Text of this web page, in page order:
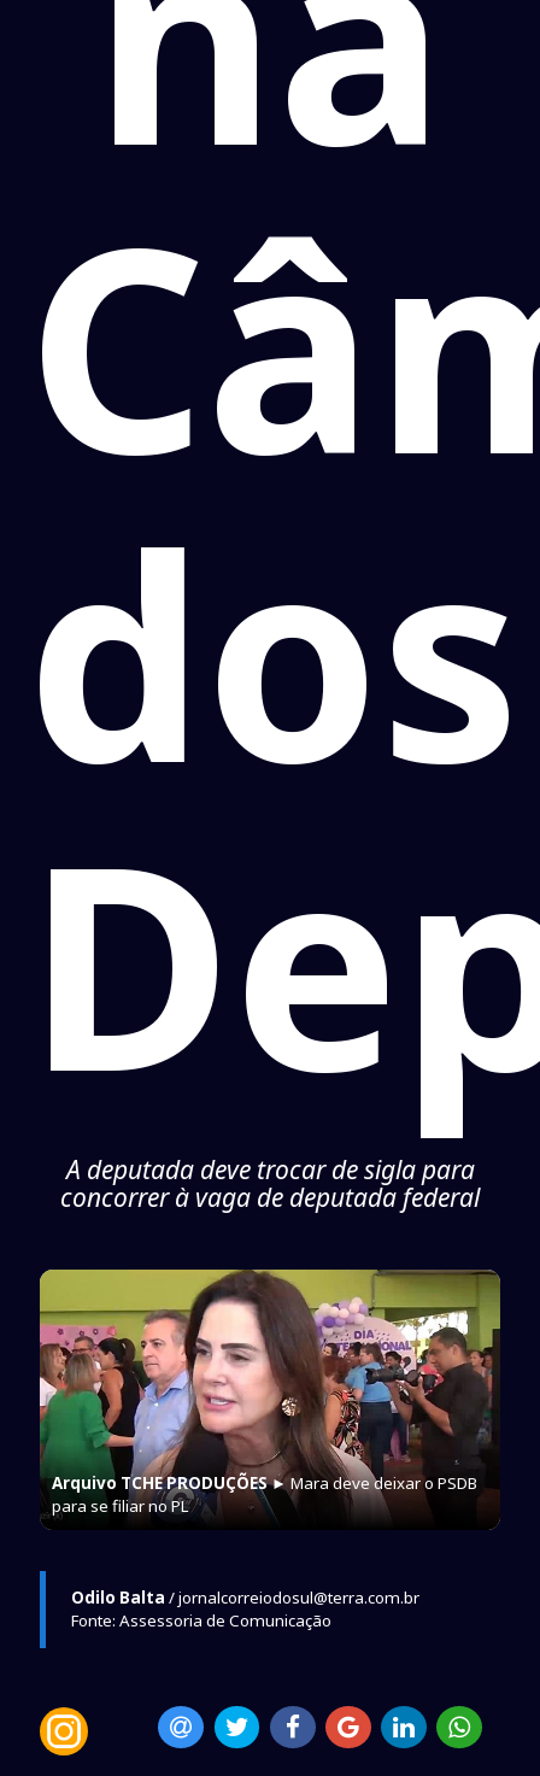
dos
A deputada deve trocar de sigla para
concorrer à vaga de deputada federal
Arquivo TCHE PRODUÇÕES► Mara deve deixar o PSDB
para se filiar no PL
Odilo Balta / jornalcorreiodosul@terra.com.br
Fonte: Assessoria de Comunicação